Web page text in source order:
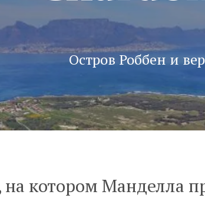
Остров Роббен и
на котором Манделла